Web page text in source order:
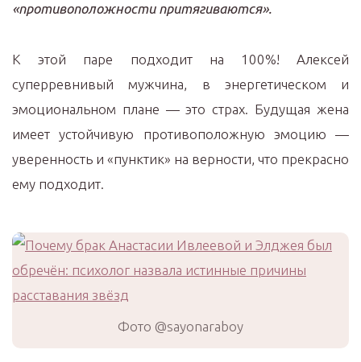
«противоположности притягиваются».
К этой паре подходит на 100%! Алексей
суперревнивый мужчина, в энергетическом и
эмоциональном плане — это страх. Будущая жена
имеет устойчивую противоположную эмоцию —
уверенность и «пунктик» на верности, что прекрасно
ему подходит.
Фото @sayonaraboy